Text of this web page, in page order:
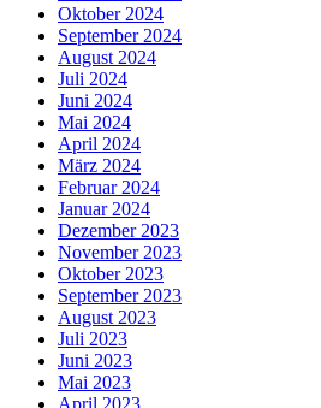
Oktober 2024
September 2024
August 2024
Juli 2024
Juni 2024
Mai 2024
April 2024
März 2024
Februar 2024
Januar 2024
Dezember 2023
November 2023
Oktober 2023
September 2023
August 2023
Juli 2023
Juni 2023
Mai 2023
April 2023